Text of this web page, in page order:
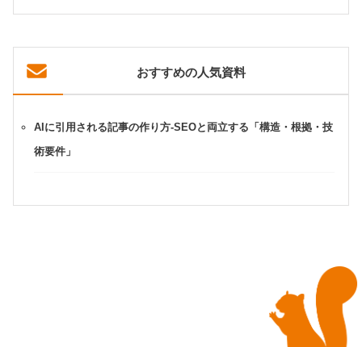
おすすめの人気資料
AIに引用される記事の作り方-SEOと両立する「構造・根拠・技
術要件」